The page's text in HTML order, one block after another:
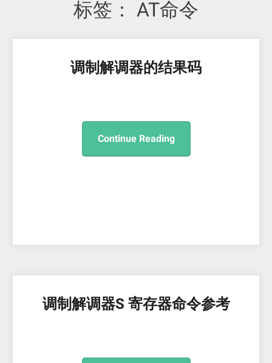
标签： AT命令
调制解调器的结果码
Continue Reading
调制解调器S 寄存器命令参考